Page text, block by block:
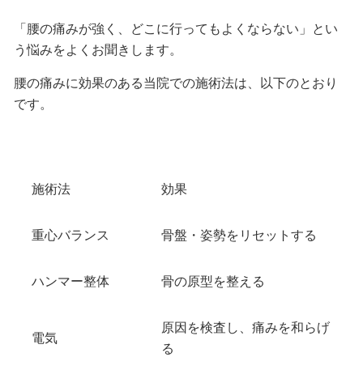
「腰の痛みが強く、どこに行ってもよくならない」とい
う悩みをよくお聞きします。
腰の痛みに効果のある当院での施術法は、以下のとおり
です。
施術法 効果
重心バランス 骨盤・姿勢をリセットする
ハンマー整体 骨の原型を整える
電気
原因を検査し、痛みを和らげ
る